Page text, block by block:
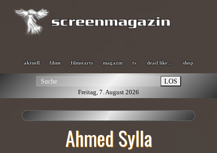
aktuell filme filmstarts magazin tv dead like… shop
LOS
Freitag, 7. August 2026
Ahmed Sylla